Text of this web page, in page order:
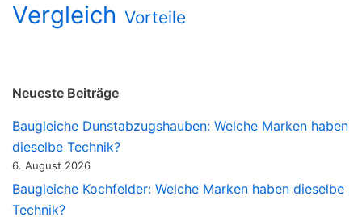
Vergleich Vorteile
Neueste Beiträge
Baugleiche Dunstabzugshauben: Welche Marken haben
dieselbe Technik?
6. August 2026
Baugleiche Kochfelder: Welche Marken haben dieselbe
Technik?